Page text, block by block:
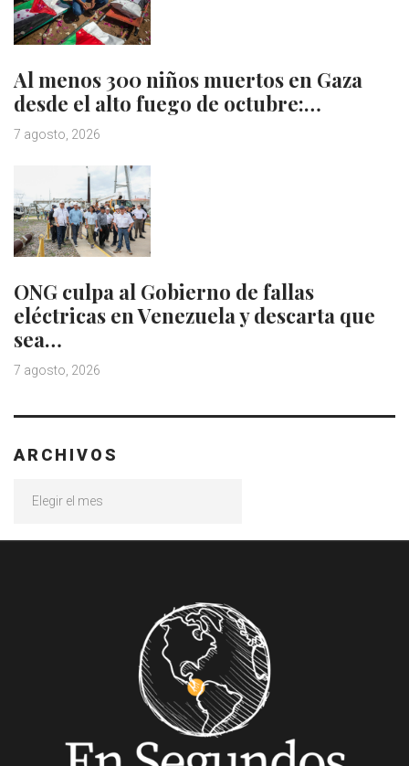
Al menos 300 niños muertos en Gaza
desde el alto fuego de octubre:…
7 agosto, 2026
ONG culpa al Gobierno de fallas
eléctricas en Venezuela y descarta que
sea…
7 agosto, 2026
ARCHIVOS